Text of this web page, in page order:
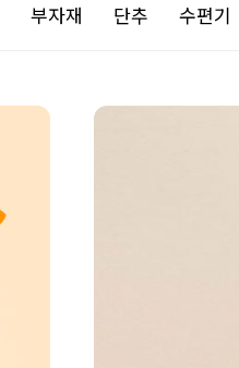
부자재 단추 수편기